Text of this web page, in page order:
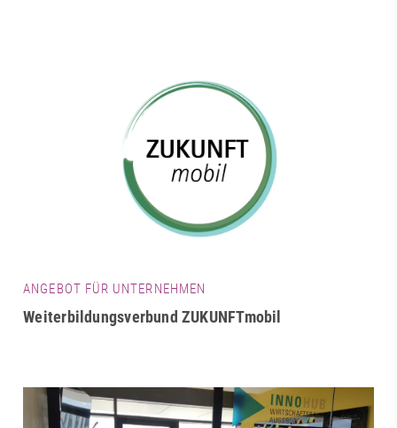
ANGEBOT FÜR UNTERNEHMEN
Weiterbildungsverbund ZUKUNFTmobil